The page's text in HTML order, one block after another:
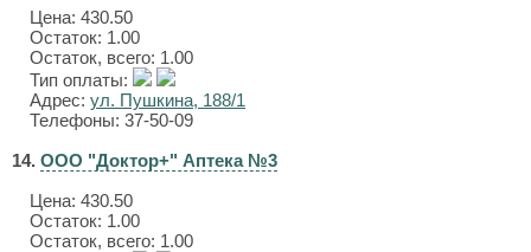
Цена: 430.50
Остаток: 1.00
Остаток, всего: 1.00
Тип оплаты:
Адрес: ул. Пушкина, 188/1
Телефоны: 37-50-09
14. ООО "Доктор+" Аптека №3
Цена: 430.50
Остаток: 1.00
Остаток, всего: 1.00